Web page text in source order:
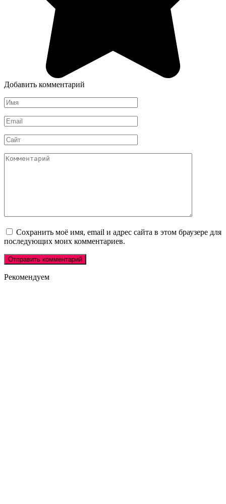
Добавить комментарий
Имя
Email
Сайт
Комментарий
Сохранить моё имя, email и адрес сайта в этом браузере для
последующих моих комментариев.
Рекомендуем